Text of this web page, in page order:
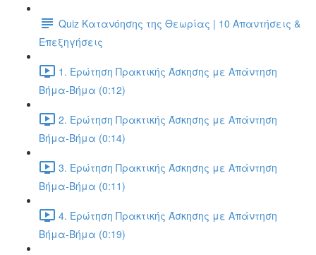
Quiz Κατανόησης της Θεωρίας | 10 Απαντήσεις &
Επεξηγήσεις
1. Ερώτηση Πρακτικής Άσκησης με Απάντηση
Βήμα-Βήμα (0:12)
2. Ερώτηση Πρακτικής Άσκησης με Απάντηση
Βήμα-Βήμα (0:14)
3. Ερώτηση Πρακτικής Άσκησης με Απάντηση
Βήμα-Βήμα (0:11)
4. Ερώτηση Πρακτικής Άσκησης με Απάντηση
Βήμα-Βήμα (0:19)